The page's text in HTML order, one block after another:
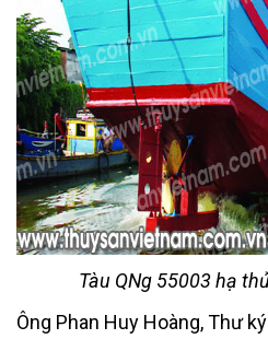
Tàu QNg 55003 hạ
Ông Phan Huy Hoàng, Thư